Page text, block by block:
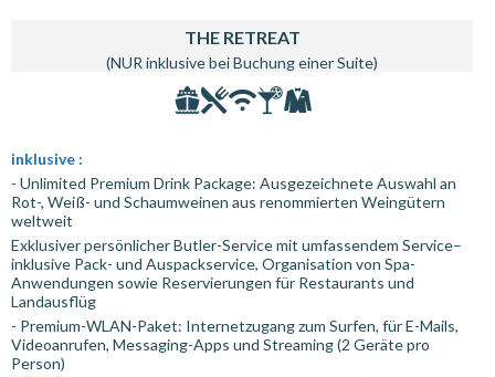
THE RETREAT
(NUR inklusive bei Buchung einer Suite)
inklusive :
- Unlimited Premium Drink Package: Ausgezeichnete Auswahl an
Rot-, Weiß- und Schaumweinen aus renommierten Weingütern
weltweit
Exklusiver persönlicher Butler-Service mit umfassendem Service–
inklusive Pack- und Auspackservice, Organisation von Spa-
Anwendungen sowie Reservierungen für Restaurants und
Landausflüg
- Premium-WLAN-Paket: Internetzugang zum Surfen, für E-Mails,
Videoanrufen, Messaging-Apps und Streaming (2 Geräte pro
Person)